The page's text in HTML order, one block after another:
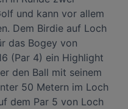
und kann vor allem
Dem Birdie auf Loch
das Bogey von
(Par 4) ein Highlight
den Ball mit seinem
50 Metern im Loch
dem Par 5 von Loch